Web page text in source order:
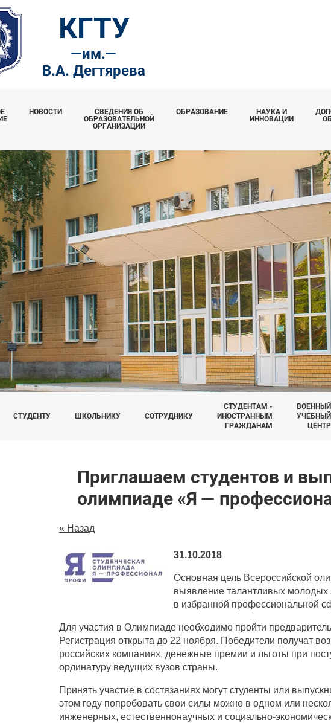
КГТУ
—им.—
В.А. Дегтярева
НОВОСТИ
СВЕДЕНИЯ ОБ
ОБРАЗОВАТЕЛЬНОЙ
ОРГАНИЗАЦИИ
ОБРАЗОВАНИЕ
НАУКА И
ИННОВАЦИИ
СТУДЕНТУ ШКОЛЬНИКУ СОТРУДНИКУ
СТУДЕНТАМ -
ИНОСТРАННЫМ
ГРАЖДАНАМ
ВОЕННЫЙ
УЧЕБНЫЙ
ЦЕНТР
Приглашаем студентов и
олимпиаде «Я —
« Назад
31.10.2018
Основная цель Всероссийской
выявление талантливых
в избранной профессиональной
Для участия в Олимпиаде необходимо пройти
Регистрация открыта до 22 ноября. Победители получат
российских компаниях, денежные премии и льготы при
ординатуру ведущих вузов страны.
Принять участие в состязаниях могут студенты или
этом году попробовать свои силы можно в одном или
инженерных, естественнонаучных и социально-